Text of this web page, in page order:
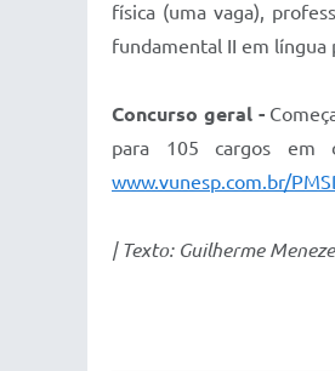
física (uma vaga),
fundamental II em língua
Concurso geral -
para 105 cargos em
www.vunesp.com.br/
| Texto: Guilherme